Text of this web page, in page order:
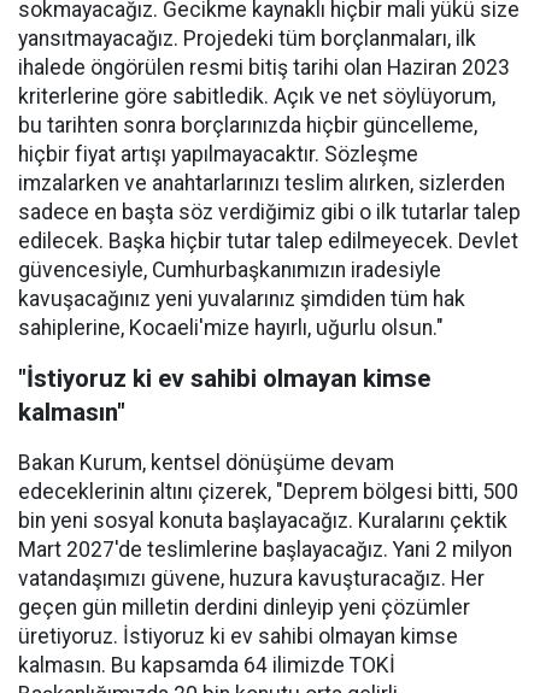
sokmayacağız. Gecikme kaynaklı hiçbir mali yükü size
yansıtmayacağız. Projedeki tüm borçlanmaları, ilk
ihalede öngörülen resmi bitiş tarihi olan Haziran 2023
kriterlerine göre sabitledik. Açık ve net söylüyorum,
bu tarihten sonra borçlarınızda hiçbir güncelleme,
hiçbir fiyat artışı yapılmayacaktır. Sözleşme
imzalarken ve anahtarlarınızı teslim alırken, sizlerden
sadece en başta söz verdiğimiz gibi o ilk tutarlar talep
edilecek. Başka hiçbir tutar talep edilmeyecek. Devlet
güvencesiyle, Cumhurbaşkanımızın iradesiyle
kavuşacağınız yeni yuvalarınız şimdiden tüm hak
sahiplerine, Kocaeli'mize hayırlı, uğurlu olsun."
"İstiyoruz ki ev sahibi olmayan kimse
kalmasın"
Bakan Kurum, kentsel dönüşüme devam
edeceklerinin altını çizerek, "Deprem bölgesi bitti, 500
bin yeni sosyal konuta başlayacağız. Kuralarını çektik
Mart 2027'de teslimlerine başlayacağız. Yani 2 milyon
vatandaşımızı güvene, huzura kavuşturacağız. Her
geçen gün milletin derdini dinleyip yeni çözümler
üretiyoruz. İstiyoruz ki ev sahibi olmayan kimse
kalmasın. Bu kapsamda 64 ilimizde TOKİ